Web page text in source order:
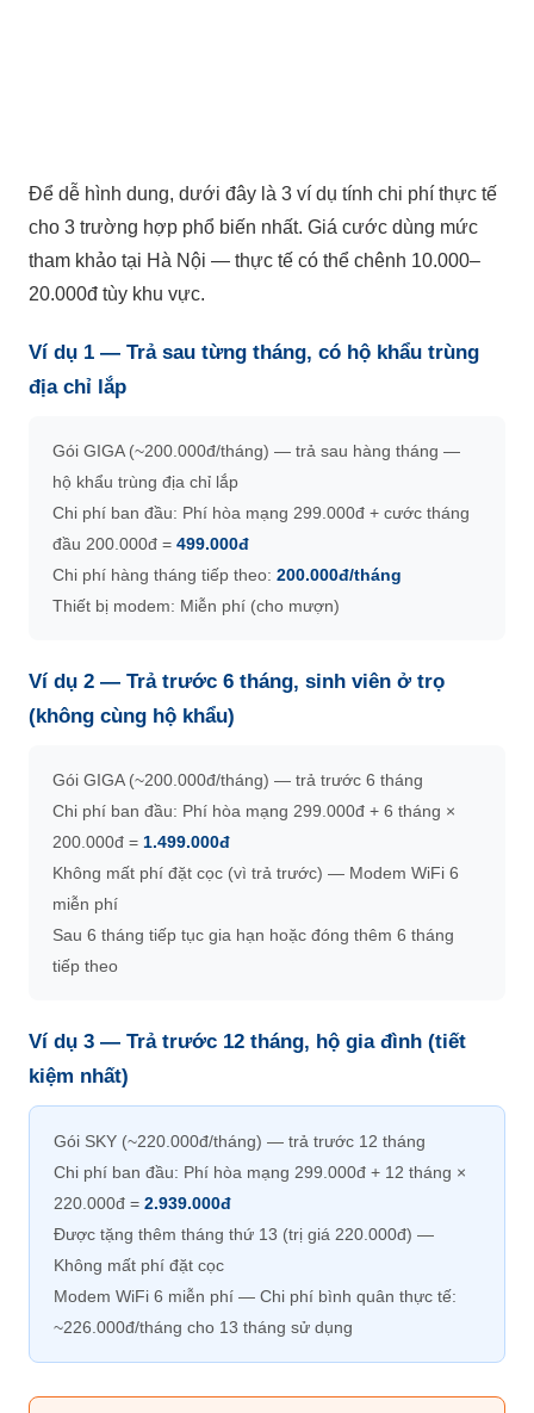
Để dễ hình dung, dưới đây là 3 ví dụ tính chi phí thực tế
cho 3 trường hợp phổ biến nhất. Giá cước dùng mức
tham khảo tại Hà Nội — thực tế có thể chênh 10.000–
20.000đ tùy khu vực.
Ví dụ 1 — Trả sau từng tháng, có hộ khẩu trùng
địa chỉ lắp
Gói GIGA (~200.000đ/tháng) — trả sau hàng tháng —
hộ khẩu trùng địa chỉ lắp
Chi phí ban đầu: Phí hòa mạng 299.000đ + cước tháng
đầu 200.000đ = 499.000đ
Chi phí hàng tháng tiếp theo: 200.000đ/tháng
Thiết bị modem: Miễn phí (cho mượn)
Ví dụ 2 — Trả trước 6 tháng, sinh viên ở trọ
(không cùng hộ khẩu)
Gói GIGA (~200.000đ/tháng) — trả trước 6 tháng
Chi phí ban đầu: Phí hòa mạng 299.000đ + 6 tháng ×
200.000đ = 1.499.000đ
Không mất phí đặt cọc (vì trả trước) — Modem WiFi 6
miễn phí
Sau 6 tháng tiếp tục gia hạn hoặc đóng thêm 6 tháng
tiếp theo
Ví dụ 3 — Trả trước 12 tháng, hộ gia đình (tiết
kiệm nhất)
Gói SKY (~220.000đ/tháng) — trả trước 12 tháng
Chi phí ban đầu: Phí hòa mạng 299.000đ + 12 tháng ×
220.000đ = 2.939.000đ
Được tặng thêm tháng thứ 13 (trị giá 220.000đ) —
Không mất phí đặt cọc
Modem WiFi 6 miễn phí — Chi phí bình quân thực tế:
~226.000đ/tháng cho 13 tháng sử dụng